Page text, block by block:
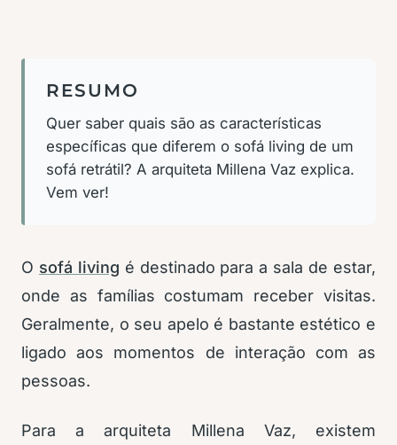
RESUMO
Quer saber quais são as características
específicas que diferem o sofá living de um
sofá retrátil? A arquiteta Millena Vaz explica.
Vem ver!
O sofá living é destinado para a sala de estar,
onde as famílias costumam receber visitas.
Geralmente, o seu apelo é bastante estético e
ligado aos momentos de interação com as
pessoas.
Para a arquiteta Millena Vaz, existem